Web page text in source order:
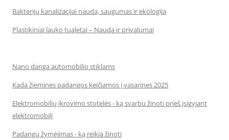
Bakterijų kanalizacijai nauda, saugumas ir ekologija
Plastikiniai lauko tualetai – Nauda ir privalumai
Nano danga automobilio stiklams
Kada žieminės padangos keičiamos į vasarines 2025
Elektromobilių įkrovimo stotelės - ką svarbu žinoti prieš įsigyjant
elektromobilį
Padangų žymėjimas - ką reikia žinoti